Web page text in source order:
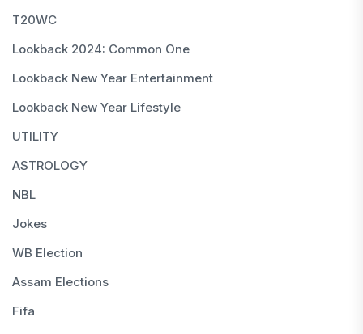
T20WC
Lookback 2024: Common One
Lookback New Year Entertainment
Lookback New Year Lifestyle
UTILITY
ASTROLOGY
NBL
Jokes
WB Election
Assam Elections
Fifa